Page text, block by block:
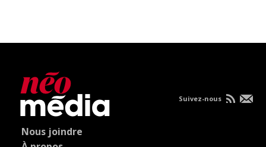
Nous joindre
Suivez-nous